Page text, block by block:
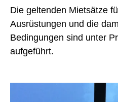
Die geltenden Mietsätze
Ausrüstungen und die
Bedingungen sind unter
aufgeführt.